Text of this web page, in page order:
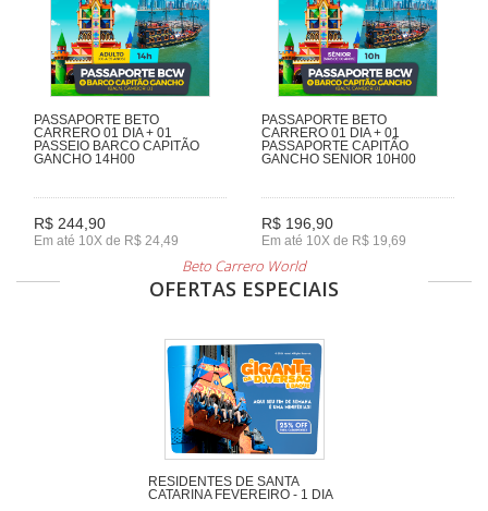
PASSAPORTE BETO
CARRERO 01 DIA + 01
PASSEIO BARCO CAPITÃO
GANCHO 14H00
R$ 244,90
Em até 10X de R$ 24,49
PASSAPORTE BETO
CARRERO 01 DIA + 01
PASSAPORTE CAPITÃO
GANCHO SENIOR 10H00
R$ 196,90
Em até 10X de R$ 19,69
Beto Carrero World
OFERTAS ESPECIAIS
RESIDENTES DE SANTA
CATARINA FEVEREIRO - 1 DIA